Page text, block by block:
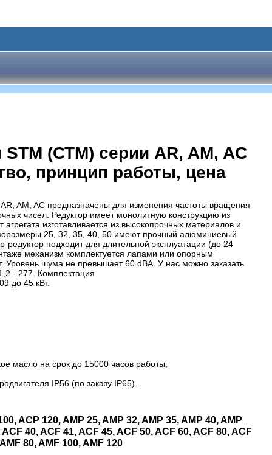
(СТМ) серии AR, AM, AC
принцип работы, цена
AM, AC предназначены для изменения частоты вращения
чисел. Редуктор имеет монолитную конструкцию из
изготавливается из высокопрочных материалов и
25, 32, 35, 40, 50 имеют прочный алюминиевый
подходит для длительной эксплуатации (до 24
механизм комплектуется лапами или опорным
шума не превышает 60 dBA. У нас можно заказать
- 277. Комплектация
до 45 кВт.
масло на срок до 15000 часов работы;
IP56 (по заказу IP65).
ACP 120, AMP 25, AMP 32, AMP 35, AMP 40, AMP
40, ACF 41, ACF 45, ACF 50, ACF 60, ACF 80, ACF
80, AMF 100, AMF 120